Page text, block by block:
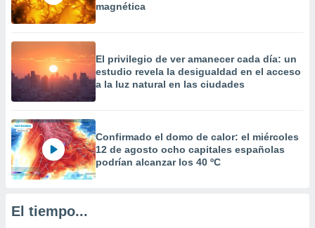
magnética
El privilegio de ver amanecer cada día: un
estudio revela la desigualdad en el acceso
a la luz natural en las ciudades
Confirmado el domo de calor: el miércoles
12 de agosto ocho capitales españolas
podrían alcanzar los 40 ºC
El tiempo...